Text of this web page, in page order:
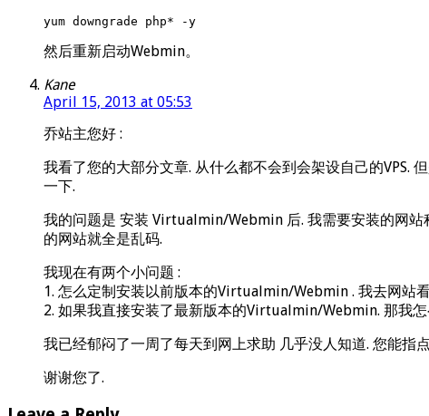
yum downgrade php* -y
然后重新启动Webmin。
Kane
April 15, 2013 at 05:53
乔站主您好 :
我看了您的大部分文章. 从什么都不会到会架设自己的VPS.
一下.
我的问题是 安装 Virtualmin/Webmin 后. 我需要安装的网
的网站就全是乱码.
我现在有两个小问题 :
1. 怎么定制安装以前版本的Virtualmin/Webmin . 我去网站
2. 如果我直接安装了最新版本的Virtualmin/Webmin. 那我怎
我已经郁闷了一周了每天到网上求助 几乎没人知道. 您能指
谢谢您了.